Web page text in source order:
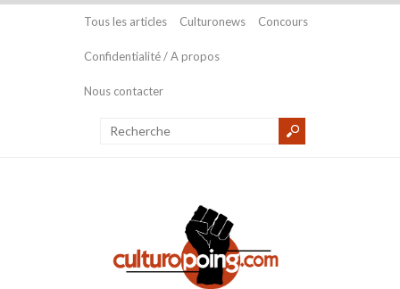
Tous les articles Culturonews Concours
Confidentialité / A propos
Nous contacter